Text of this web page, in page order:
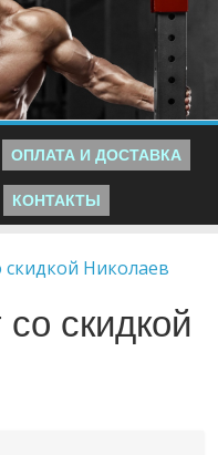
ОПЛАТА И ДОСТАВКА
КОНТАКТЫ
скидкой Николаев
скидкой